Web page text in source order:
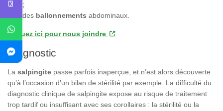
;
des ballonnements abdominaux.
Cliquez ici pour nous joindre
Diagnostic
La salpingite passe parfois inaperçue, et n’est alors découverte
qu’à l’occasion d’un bilan de stérilité par exemple. La difficulté du
diagnostic clinique de salpingite expose au risque de traitement
trop tardif ou insuffisant avec ses corollaires : la stérilité ou la